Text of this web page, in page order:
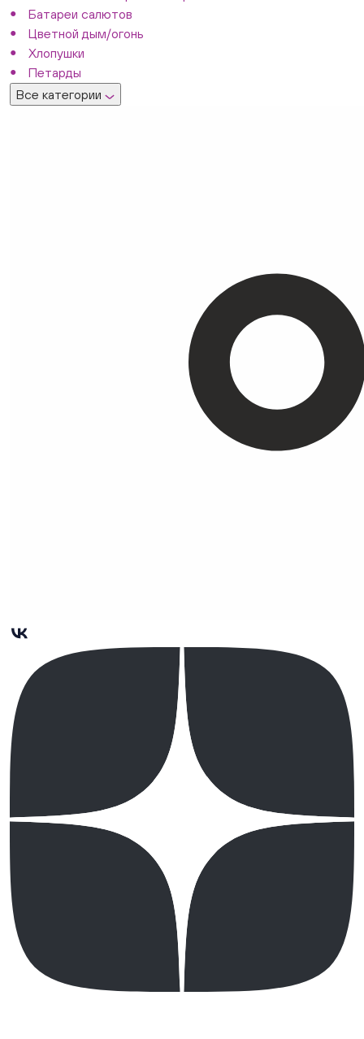
Батареи салютов
Цветной дым/огонь
Хлопушки
Петарды
Все категории